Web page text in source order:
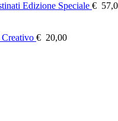
Edizione Speciale €
€ 20,00